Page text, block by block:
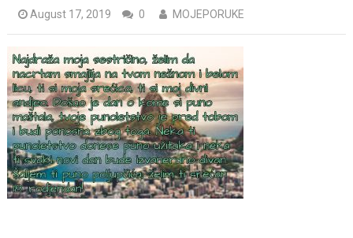
August 17, 2019 0 MOJEPORUKE